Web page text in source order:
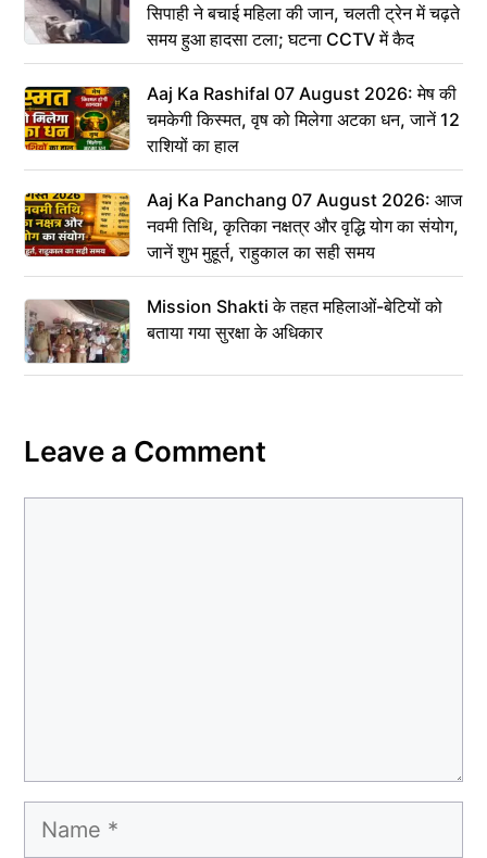
सिपाही ने बचाई महिला की जान, चलती ट्रेन में चढ़ते
समय हुआ हादसा टला; घटना CCTV में कैद
Aaj Ka Rashifal 07 August 2026: मेष की
चमकेगी किस्मत, वृष को मिलेगा अटका धन, जानें 12
राशियों का हाल
Aaj Ka Panchang 07 August 2026: आज
नवमी तिथि, कृतिका नक्षत्र और वृद्धि योग का संयोग,
जानें शुभ मुहूर्त, राहुकाल का सही समय
Mission Shakti के तहत महिलाओं-बेटियों को
बताया गया सुरक्षा के अधिकार
Leave a Comment
Name